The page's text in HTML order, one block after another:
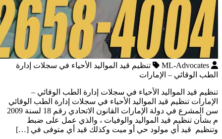
ML-Advocates
تنظيم قيد المواليد الأحياء في سجلات إدارة
الطب الوقائي – الإمارات
تنظيم قيد المواليد الأحياء في سجلات إدارة الطب الوقائي –
الإمارات تنظيم قيد المواليد الأحياء في سجلات إدارة الطب الوقائي
سن المشرع في دولة الإمارات القانون الاتحادي رقم 18 لسنة 2009
م بشأن تنظيم قيد المواليد والوفيات ، والذي عمل على ضبط
وتنظيم قيد أي مولود حي أو ميت وكذلك قيد أي متوفى في […]